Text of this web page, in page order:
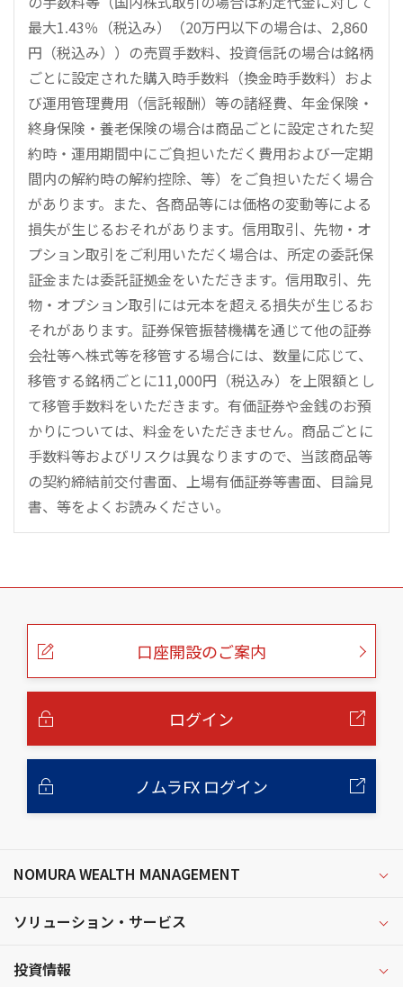
最大1.43％（税込み）（20万円以下の場合は、2,860
円（税込み））の売買手数料、投資信託の場合は銘柄
ごとに設定された購入時手数料（換金時手数料）およ
び運用管理費用（信託報酬）等の諸経費、年金保険・
終身保険・養老保険の場合は商品ごとに設定された契
約時・運用期間中にご負担いただく費用および一定期
間内の解約時の解約控除、等）をご負担いただく場合
があります。また、各商品等には価格の変動等による
損失が生じるおそれがあります。信用取引、先物・オ
プション取引をご利用いただく場合は、所定の委託保
証金または委託証拠金をいただきます。信用取引、先
物・オプション取引には元本を超える損失が生じるお
それがあります。証券保管振替機構を通じて他の証券
会社等へ株式等を移管する場合には、数量に応じて、
移管する銘柄ごとに11,000円（税込み）を上限額とし
て移管手数料をいただきます。有価証券や金銭のお預
かりについては、料金をいただきません。商品ごとに
手数料等およびリスクは異なりますので、当該商品等
の契約締結前交付書面、上場有価証券等書面、目論見
書、等をよくお読みください。
こ
口座開設のご案内
ログイン
ノムラFX ログイン
NOMURA WEALTH MANAGEMENT
ソリューション・サービス
投資情報